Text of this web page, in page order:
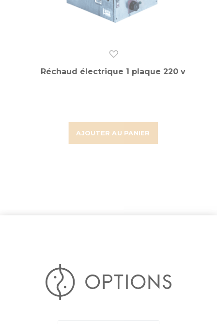
AJOUTER AU PANIER
Réchaud électrique 1 plaque 220 v